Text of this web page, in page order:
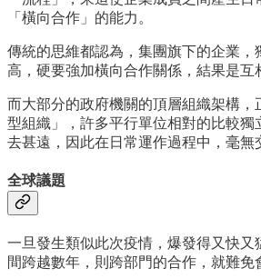
「橫向合作」的能力。
傳統的思維都認為，集團旗下的企業，
高，硬要強加橫向合作關係，結果是互
而大部分的政府機關的頂層組織架構，
型組織」，許多平行單位相對的比較獨
去甚遠，因此在日常運作過程中，毫無
全球議題
一旦發生類似此次疫情，爆發得又快又
間跨越數年，則跨部門的合作，就難免